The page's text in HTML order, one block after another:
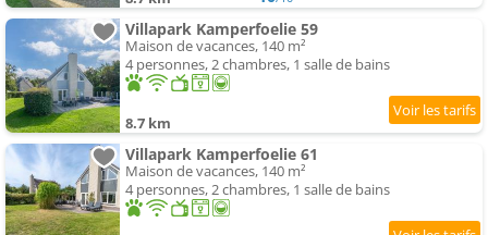
Villapark Kamperfoelie 59
Maison de vacances, 140 m²
4 personnes, 2 chambres, 1 salle de bains
8.7 km
Villapark Kamperfoelie 61
Maison de vacances, 140 m²
4 personnes, 2 chambres, 1 salle de bains